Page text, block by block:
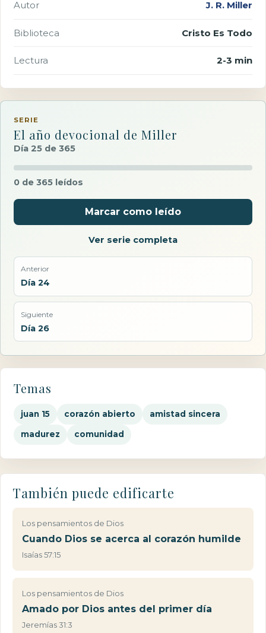
Autor J. R. Miller
Biblioteca Cristo Es Todo
Lectura 2-3 min
SERIE
El año devocional de Miller
Día 25 de 365
0 de 365 leídos
Marcar como leído
Ver serie completa
Anterior
Día 24
Siguiente
Día 26
Temas
juan 15 corazón abierto amistad sincera
madurez comunidad
También puede edificarte
Los pensamientos de Dios
Cuando Dios se acerca al corazón humilde
Isaías 57:15
Los pensamientos de Dios
Amado por Dios antes del primer día
Jeremías 31:3